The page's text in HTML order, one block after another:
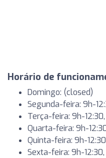
Horário de
Domingo: (closed)
Segunda-feira: 9h-
Terça-feira: 9h-12:30,
Quarta-feira: 9h-
Quinta-feira: 9h-
Sexta-feira: 9h-12:30,